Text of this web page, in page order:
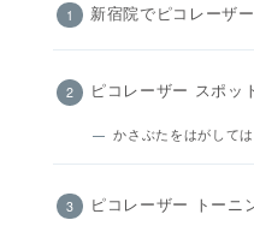
新宿院でピコレーザ
ピコレーザー スポッ
かさぶたをはがして
ピコレーザー トーニ